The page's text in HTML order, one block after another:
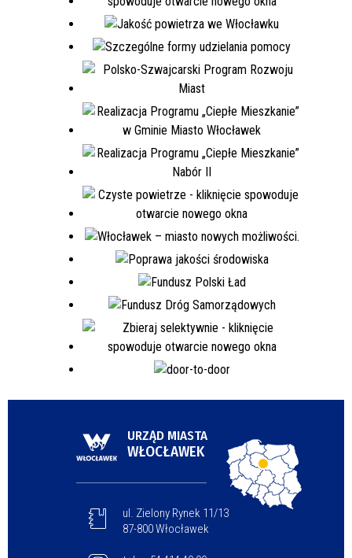
URZĄD MIASTA
WŁOCŁAWEK
ul. Zielony Rynek 11/13
87-800 Włocławek